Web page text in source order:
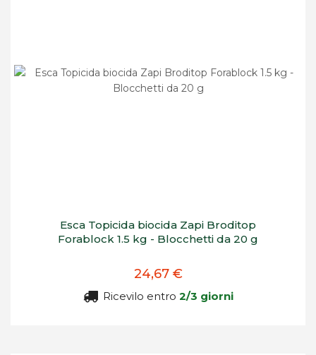
Esca Topicida biocida Zapi Broditop
Forablock 1.5 kg - Blocchetti da 20 g
24,67 €
Ricevilo entro 2/3 giorni